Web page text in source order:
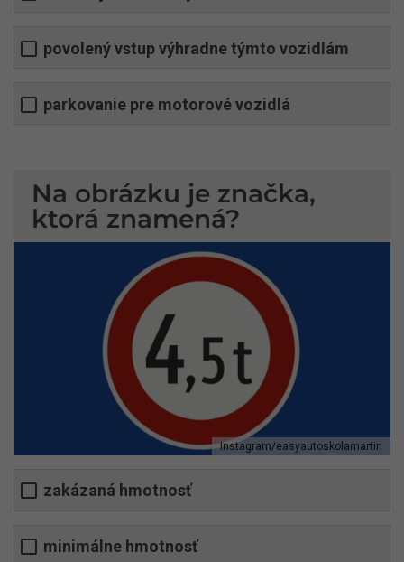
povolený vstup výhradne týmto vozidlám
parkovanie pre motorové vozidlá
Na obrázku je značka,
ktorá znamená?
Instagram/easyautoskolamartin
zakázaná hmotnosť
minimálne hmotnosť